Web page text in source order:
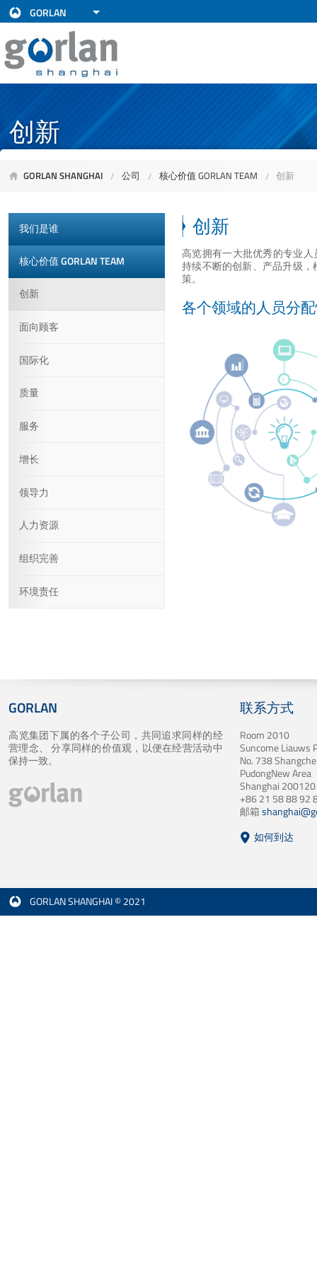
GORLAN
创新
GORLAN SHANGHAI 公司 核心价值 GORLAN TEAM 创新
我们是谁
核心价值 GORLAN TEAM
创新
面向顾客
国际化
质量
服务
增长
领导力
人力资源
组织完善
环境责任
创新
高览拥有一大批优秀的专业
持续不断的创新、产品升级
策。
各个领域的人员分
GORLAN
高览集团下属的各个子公司，共同追求同样的经
营理念、 分享同样的价值观，以便在经营活动中
保持一致。
联系方式
Room 2010
Suncome Liauws
No. 738
PudongNew Area
Shanghai
+86 21 58 88 92
邮箱
如何到达
GORLAN SHANGHAI © 2021